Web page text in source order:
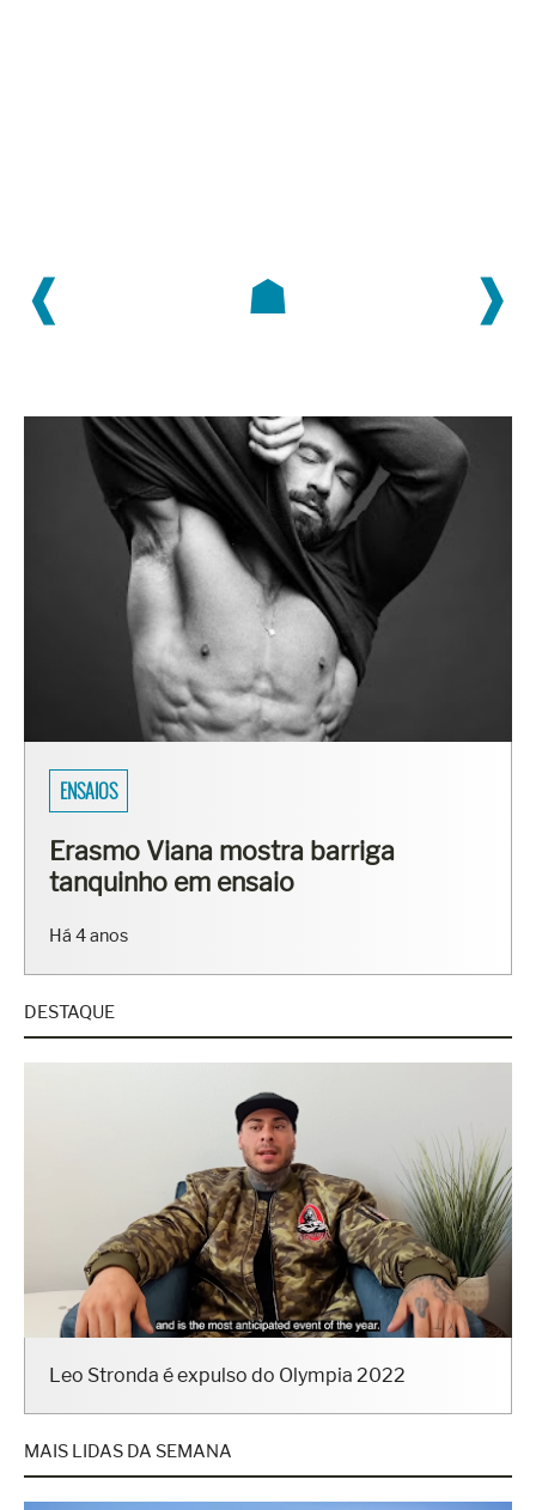
❰ ❱
☗
ENSAIOS
Erasmo Viana mostra barriga
tanquinho em ensaio
Há 4 anos
DESTAQUE
Leo Stronda é expulso do Olympia 2022
MAIS LIDAS DA SEMANA